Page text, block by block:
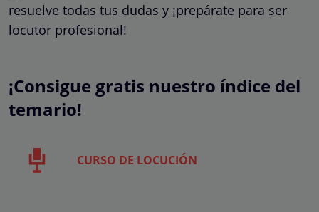
resuelve todas tus dudas y ¡prepárate para ser
locutor profesional!
¡Consigue gratis nuestro índice del
temario!
CURSO DE LOCUCIÓN